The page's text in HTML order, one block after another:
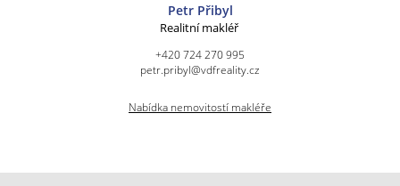
Petr Přibyl
Realitní makléř
+420 724 270 995
petr.pribyl@vdfreality.cz
Nabídka nemovitostí makléře